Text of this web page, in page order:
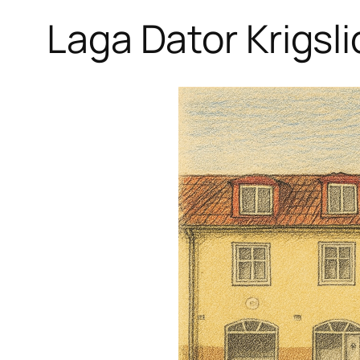
Laga Dator